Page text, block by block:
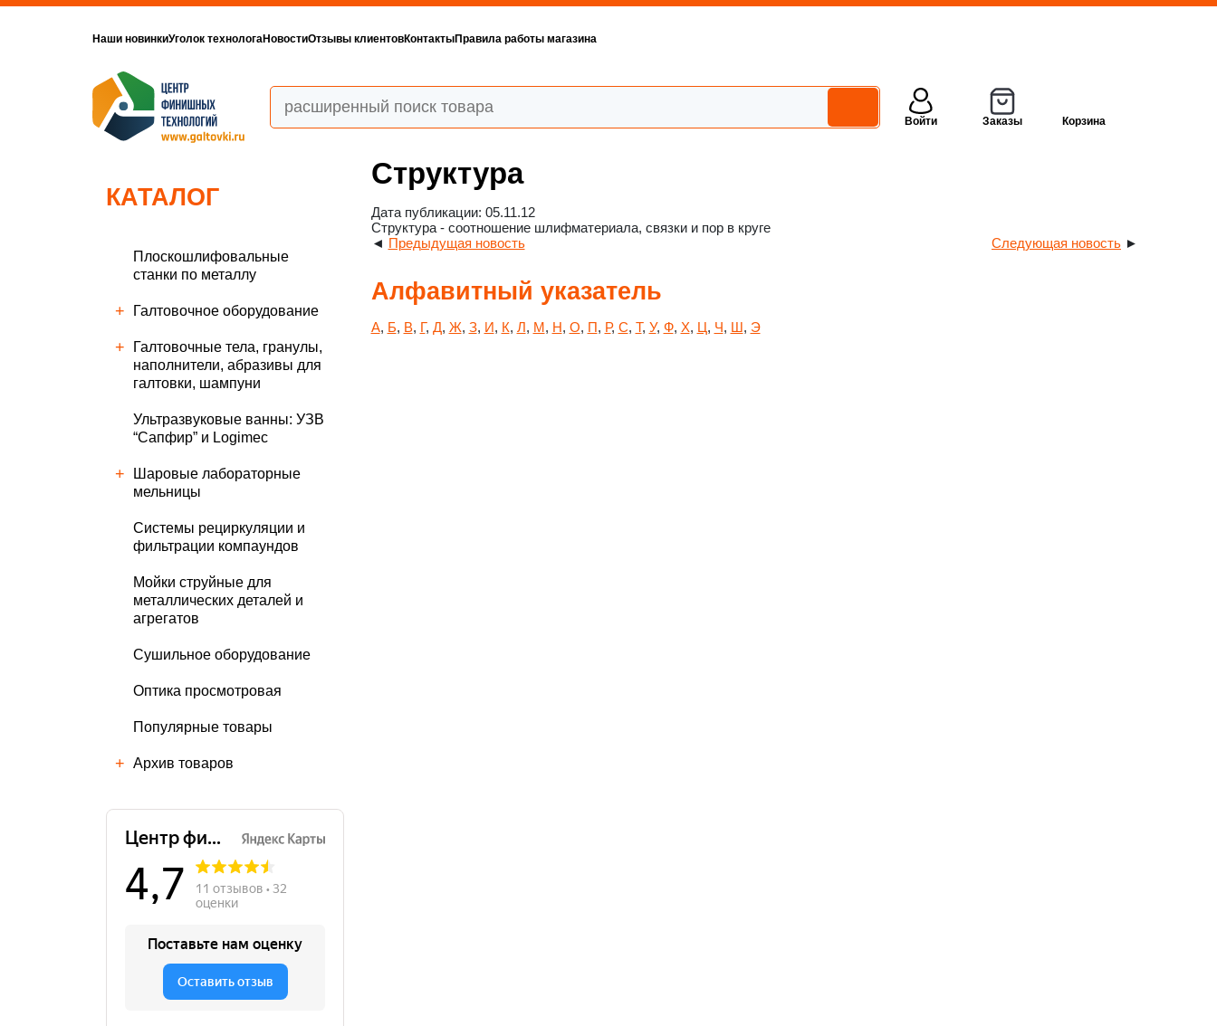
Наши новинкиУголок технологаНовостиОтзывы клиентовКонтактыПравила работы магазина
Войти Заказы Корзина
КАТАЛОГ
Плоскошлифовальные
станки по металлу
Галтовочное оборудование
Галтовочные тела, гранулы,
наполнители, абразивы для
галтовки, шампуни
Ультразвуковые ванны: УЗВ
“Сапфир” и Logimec
Шаровые лабораторные
мельницы
Cистемы рециркуляции и
фильтрации компаундов
Мойки струйные для
металлических деталей и
агрегатов
Сушильное оборудование
Оптика просмотровая
Популярные товары
Архив товаров
Структура
Дата публикации: 05.11.12
Структура - соотношение шлифматериала, связки и пор в круге
Следующая новость ►
◄ Предыдущая новость
Алфавитный указатель
А, Б, В, Г, Д, Ж, З, И, К, Л, М, Н, О, П, Р, С, Т, У, Ф, Х, Ц, Ч, Ш, Э